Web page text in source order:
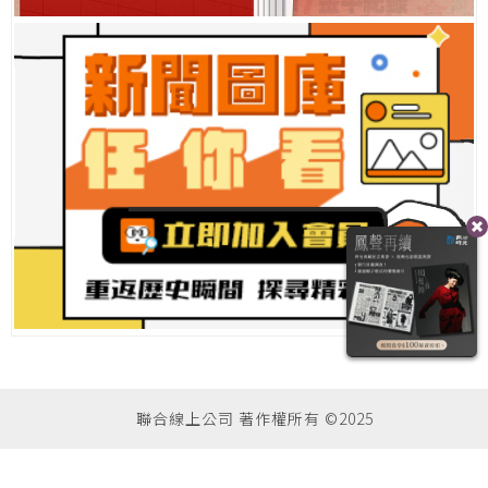
聯合線上公司 著作權所有 ©2025